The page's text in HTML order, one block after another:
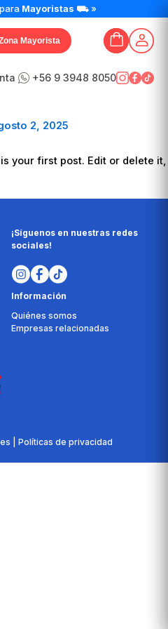
Mayoristas ⛟ »
Mayorista
+56 9 3948 8050
2, 2025
your first post. Edit or delete it,
¡Síguenos en nuestras redes
sociales!
Información
Quiénes somos
Empresas relacionadas
| Políticas de privacidad